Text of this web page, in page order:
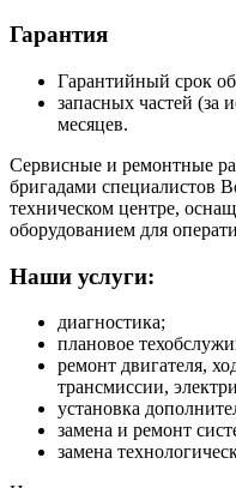
Гарантия
Гарантийный срок
запасных частей (за
месяцев.
Сервисные и ремонтные
бригадами специалистов
техническом центре,
оборудованием для
Наши услуги:
диагностика;
плановое
ремонт двигателя,
трансмиссии,
установка
замена и ремонт
замена